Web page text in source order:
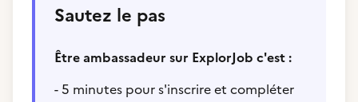
Sautez le pas
Être ambassadeur sur ExplorJob c'est :
- 5 minutes pour s'inscrire et compléter